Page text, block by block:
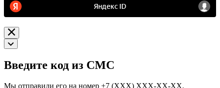
Введите код из СМС
Мы отправили его на номер +7 (ХХХ) ХХХ-ХХ-ХХ.